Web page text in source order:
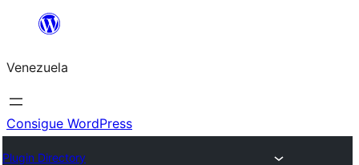
Saltar
contenido
Venezuela
Consigue WordPress
Plugin Directory